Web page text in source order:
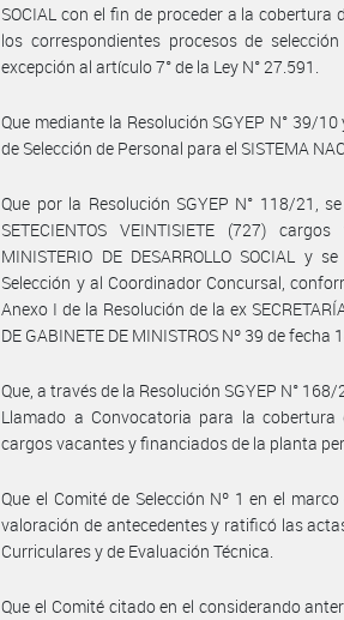
SOCIAL con el fin de proceder a la
los correspondientes procesos de
excepción al artículo 7° de la Ley N° 27.591.
Que mediante la Resolución SGYEP N° 39/
de Selección de Personal para el SISTEMA
Que por la Resolución SGYEP N° 118/21,
SETECIENTOS VEINTISIETE (727)
MINISTERIO DE DESARROLLO SOCIAL
Selección y al Coordinador Concursal,
Anexo I de la Resolución de la ex
DE GABINETE DE MINISTROS Nº 39 de
Que, a través de la Resolución SGYEP N°
Llamado a Convocatoria para la cobertura
cargos vacantes y financiados de la planta
Que el Comité de Selección Nº 1 en el
valoración de antecedentes y ratificó las
Curriculares y de Evaluación Técnica.
Que el Comité citado en el considerando